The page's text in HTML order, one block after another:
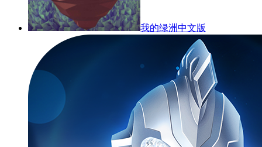
我的绿洲中文版